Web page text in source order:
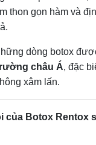
thon gọn hàm và
dòng botox
châu Á, đặc
xâm lấn.
của Botox Rentox